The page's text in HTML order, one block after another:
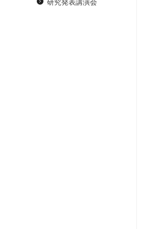
研究発表講演会